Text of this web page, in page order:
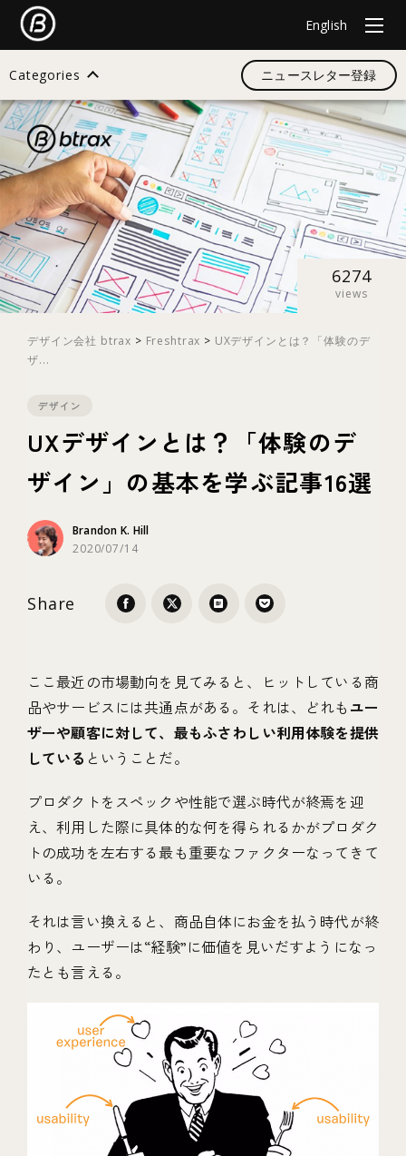
English
Categories
検索
すべて
デザイン
イノベーション
テクノロジー
ブランディング
ニュースレター登録
6274
views
デザイン会社 btrax > Freshtrax > UXデザインとは？「体験のデ
ザ...
デザイン
UXデザインとは？「体験のデ
ザイン」の基本を学ぶ記事16選
Brandon K. Hill
2020/07/14
Share
ここ最近の市場動向を見てみると、ヒットしている商
品やサービスには共通点がある。それは、どれも ユー
ザーや顧客に対して、最もふさわしい利用体験を提供
している ということだ。
プロダクトをスペックや性能で選ぶ時代が終焉を迎
え、利用した際に具体的な何を得られるかがプロダク
トの成功を左右する最も重要なファクターなってきて
いる。
それは言い換えると、商品自体にお金を払う時代が終
わり、ユーザーは“経験”に価値を見いだすようになっ
たとも言える。